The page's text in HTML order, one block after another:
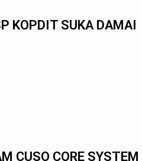
KOPDIT SUKA DAMAI
CUSO CORE SYSTEM